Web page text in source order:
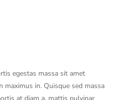
egestas massa sit amet
maximus in. Quisque sed massa